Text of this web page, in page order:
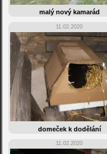
malý nový kamarád
11.02.2020
domeček k dodělání
11.02.2020